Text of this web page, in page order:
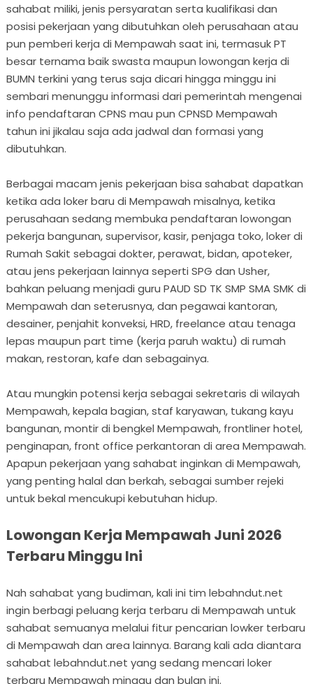
sahabat miliki, jenis persyaratan serta kualifikasi dan
posisi pekerjaan yang dibutuhkan oleh perusahaan atau
pun pemberi kerja di Mempawah saat ini, termasuk PT
besar ternama baik swasta maupun lowongan kerja di
BUMN terkini yang terus saja dicari hingga minggu ini
sembari menunggu informasi dari pemerintah mengenai
info pendaftaran CPNS mau pun CPNSD Mempawah
tahun ini jikalau saja ada jadwal dan formasi yang
dibutuhkan.
Berbagai macam jenis pekerjaan bisa sahabat dapatkan
ketika ada loker baru di Mempawah misalnya, ketika
perusahaan sedang membuka pendaftaran lowongan
pekerja bangunan, supervisor, kasir, penjaga toko, loker di
Rumah Sakit sebagai dokter, perawat, bidan, apoteker,
atau jens pekerjaan lainnya seperti SPG dan Usher,
bahkan peluang menjadi guru PAUD SD TK SMP SMA SMK di
Mempawah dan seterusnya, dan pegawai kantoran,
desainer, penjahit konveksi, HRD, freelance atau tenaga
lepas maupun part time (kerja paruh waktu) di rumah
makan, restoran, kafe dan sebagainya.
Atau mungkin potensi kerja sebagai sekretaris di wilayah
Mempawah, kepala bagian, staf karyawan, tukang kayu
bangunan, montir di bengkel Mempawah, frontliner hotel,
penginapan, front office perkantoran di area Mempawah.
Apapun pekerjaan yang sahabat inginkan di Mempawah,
yang penting halal dan berkah, sebagai sumber rejeki
untuk bekal mencukupi kebutuhan hidup.
Lowongan Kerja Mempawah Juni 2026
Terbaru Minggu Ini
Nah sahabat yang budiman, kali ini tim lebahndut.net
ingin berbagi peluang kerja terbaru di Mempawah untuk
sahabat semuanya melalui fitur pencarian lowker terbaru
di Mempawah dan area lainnya. Barang kali ada diantara
sahabat lebahndut.net yang sedang mencari loker
terbaru Mempawah minggu dan bulan ini.